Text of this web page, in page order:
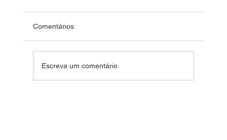
Comentários
Escreva um comentário